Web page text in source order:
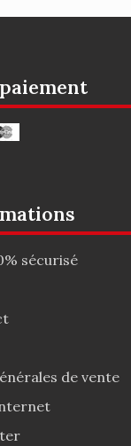
sécurisé
de vente